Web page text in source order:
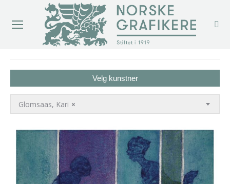
Velg kunstner
×
Glomsaas, Kari